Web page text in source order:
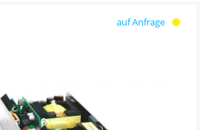
auf Anfrage